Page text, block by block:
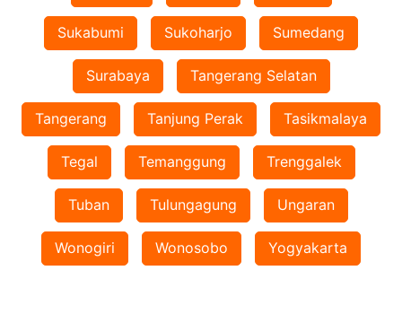
Sukabumi Sukoharjo Sumedang
Surabaya Tangerang Selatan
Tangerang Tanjung Perak Tasikmalaya
Tegal Temanggung Trenggalek
Tuban Tulungagung Ungaran
Wonogiri Wonosobo Yogyakarta